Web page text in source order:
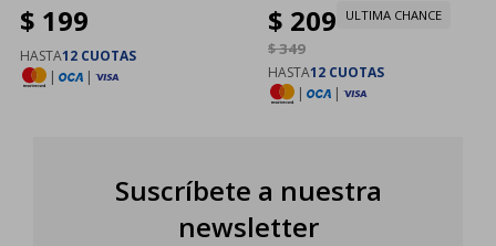
$ 199
HASTA12 CUOTAS
|
|
$ 209
$349
ULTIMA CHANCE
HASTA12 CUOTAS
|
|
Suscríbete a nuestra
newsletter